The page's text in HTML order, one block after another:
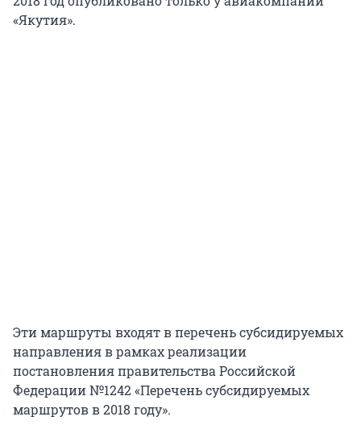
«Якутия».
Эти маршруты входят в перечень субсидируемых
направления в рамках реализации
постановления правительства Российской
Федерации №1242 «Перечень субсидируемых
маршрутов в 2018 году».